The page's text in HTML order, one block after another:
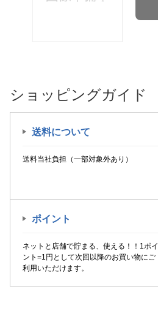
ショッピングガイド
送料について
送料当社負担（一部対象外あり）
ポイント
ネットと店舗で貯まる、使える！！1ポイ
ント=1円として次回以降のお買い物にご
利用いただけます。